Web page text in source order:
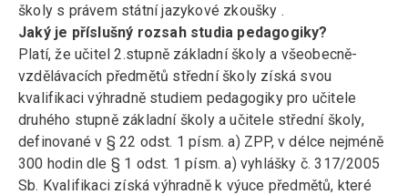
školy s právem státní jazykové zkoušky .
Jaký je příslušný rozsah studia pedagogiky?
Platí, že učitel 2.stupně základní školy a všeobecně-
vzdělávacích předmětů střední školy získá svou
kvalifikaci výhradně studiem pedagogiky pro učitele
druhého stupně základní školy a učitele střední školy,
definované v § 22 odst. 1 písm. a) ZPP, v délce nejméně
300 hodin dle § 1 odst. 1 písm. a) vyhlášky č. 317/2005
Sb. Kvalifikaci získá výhradně k výuce předmětů, které